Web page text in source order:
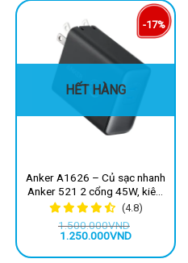
-17%
HẾT HÀNG
Anker A1626 – Củ sạc nhanh
Anker 521 2 cổng 45W, kiêm
pin sạc dự phòng 5000mAh
20W
(4.8)
1.500.000VND
Giá
là:
1.250.000VNDGiá
tại